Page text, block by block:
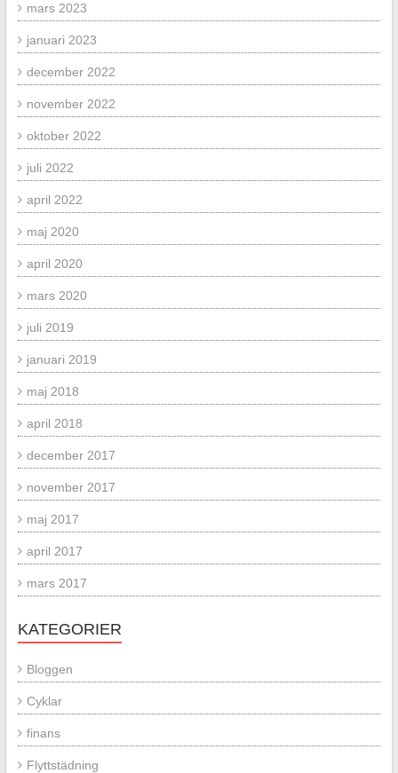
mars 2023
januari 2023
december 2022
november 2022
oktober 2022
juli 2022
april 2022
maj 2020
april 2020
mars 2020
juli 2019
januari 2019
maj 2018
april 2018
december 2017
november 2017
maj 2017
april 2017
mars 2017
KATEGORIER
Bloggen
Cyklar
finans
Flyttstädning